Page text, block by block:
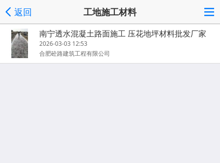
返回 工地施工材料
南宁透水混凝土路面施工 压花地坪材料批发厂家
2026-03-03 12:53
合肥砼路建筑工程有限公司